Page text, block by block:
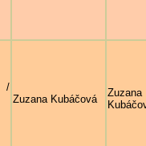
/
Zuzana Kubáčová
Zuzana